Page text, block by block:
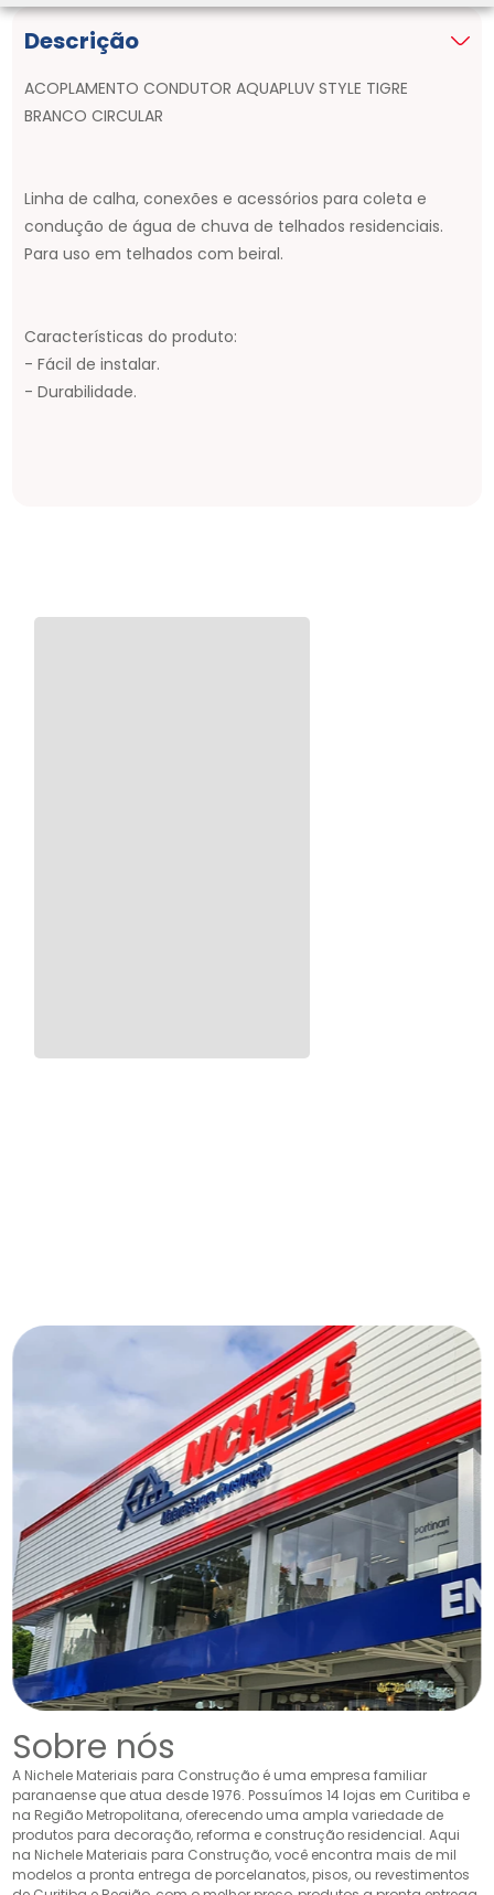
Descrição
ACOPLAMENTO CONDUTOR AQUAPLUV STYLE TIGRE
BRANCO CIRCULAR
Linha de calha, conexões e acessórios para coleta e
condução de água de chuva de telhados residenciais.
Para uso em telhados com beiral.
Características do produto:
- Fácil de instalar.
- Durabilidade.
Sobre nós
A Nichele Materiais para Construção é uma empresa familiar
paranaense que atua desde 1976. Possuímos 14 lojas em Curitiba e
na Região Metropolitana, oferecendo uma ampla variedade de
produtos para decoração, reforma e construção residencial. Aqui
na Nichele Materiais para Construção, você encontra mais de mil
modelos a pronta entrega de porcelanatos, pisos, ou revestimentos